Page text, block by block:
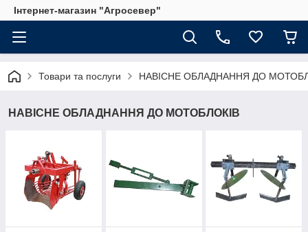
Інтернет-магазин "Агросевер"
Товари та послуги НАВІСНЕ ОБЛАДНАННЯ ДО
НАВІСНЕ ОБЛАДНАННЯ ДО МОТОБЛОКІВ